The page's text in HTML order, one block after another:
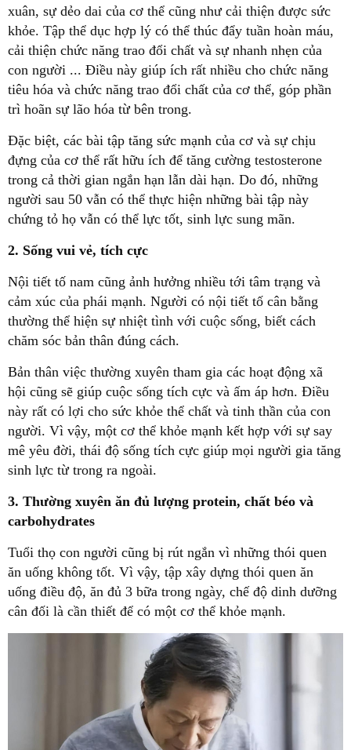
xuân, sự dẻo dai của cơ thể cũng như cải thiện được sức
khỏe. Tập thể dục hợp lý có thể thúc đẩy tuần hoàn máu,
cải thiện chức năng trao đổi chất và sự nhanh nhẹn của
con người ... Điều này giúp ích rất nhiều cho chức năng
tiêu hóa và chức năng trao đổi chất của cơ thể, góp phần
trì hoãn sự lão hóa từ bên trong.
Đặc biệt, các bài tập tăng sức mạnh của cơ và sự chịu
đựng của cơ thể rất hữu ích để tăng cường testosterone
trong cả thời gian ngắn hạn lẫn dài hạn. Do đó, những
người sau 50 vẫn có thể thực hiện những bài tập này
chứng tỏ họ vẫn có thể lực tốt, sinh lực sung mãn.
2. Sống vui vẻ, tích cực
Nội tiết tố nam cũng ảnh hưởng nhiều tới tâm trạng và
cảm xúc của phái mạnh. Người có nội tiết tố cân bằng
thường thể hiện sự nhiệt tình với cuộc sống, biết cách
chăm sóc bản thân đúng cách.
Bản thân việc thường xuyên tham gia các hoạt động xã
hội cũng sẽ giúp cuộc sống tích cực và ấm áp hơn. Điều
này rất có lợi cho sức khỏe thể chất và tinh thần của con
người. Vì vậy, một cơ thể khỏe mạnh kết hợp với sự say
mê yêu đời, thái độ sống tích cực giúp mọi người gia tăng
sinh lực từ trong ra ngoài.
3. Thường xuyên ăn đủ lượng protein, chất béo và
carbohydrates
Tuổi thọ con người cũng bị rút ngắn vì những thói quen
ăn uống không tốt. Vì vậy, tập xây dựng thói quen ăn
uống điều độ, ăn đủ 3 bữa trong ngày, chế độ dinh dưỡng
cân đối là cần thiết để có một cơ thể khỏe mạnh.